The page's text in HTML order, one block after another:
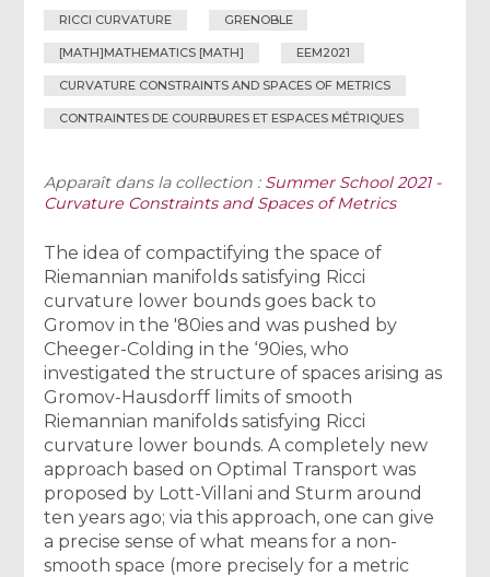
RICCI CURVATURE GRENOBLE
[MATH]MATHEMATICS [MATH] EEM2021
CURVATURE CONSTRAINTS AND SPACES OF METRICS
CONTRAINTES DE COURBURES ET ESPACES MÉTRIQUES
Apparaît dans la collection : Summer School 2021 -
Curvature Constraints and Spaces of Metrics
The idea of compactifying the space of
Riemannian manifolds satisfying Ricci
curvature lower bounds goes back to
Gromov in the '80ies and was pushed by
Cheeger-Colding in the ‘90ies, who
investigated the structure of spaces arising as
Gromov-Hausdorff limits of smooth
Riemannian manifolds satisfying Ricci
curvature lower bounds. A completely new
approach based on Optimal Transport was
proposed by Lott-Villani and Sturm around
ten years ago; via this approach, one can give
a precise sense of what means for a non-
smooth space (more precisely for a metric